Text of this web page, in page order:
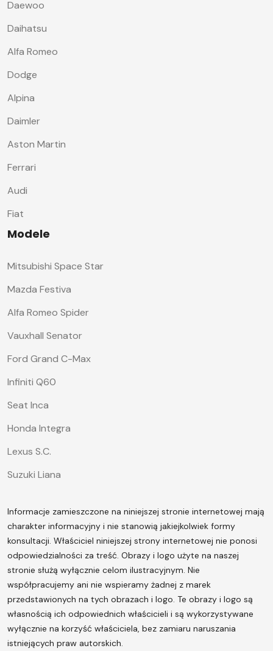
Daewoo
Daihatsu
Alfa Romeo
Dodge
Alpina
Daimler
Aston Martin
Ferrari
Audi
Fiat
Modele
Mitsubishi Space Star
Mazda Festiva
Alfa Romeo Spider
Vauxhall Senator
Ford Grand C-Max
Infiniti Q60
Seat Inca
Honda Integra
Lexus S.C.
Suzuki Liana
Informacje zamieszczone na niniejszej stronie internetowej mają
charakter informacyjny i nie stanowią jakiejkolwiek formy
konsultacji. Właściciel niniejszej strony internetowej nie ponosi
odpowiedzialności za treść. Obrazy i logo użyte na naszej
stronie służą wyłącznie celom ilustracyjnym. Nie
współpracujemy ani nie wspieramy żadnej z marek
przedstawionych na tych obrazach i logo. Te obrazy i logo są
własnością ich odpowiednich właścicieli i są wykorzystywane
wyłącznie na korzyść właściciela, bez zamiaru naruszania
istniejących praw autorskich.